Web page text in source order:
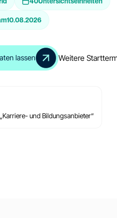
10.08.2026
lassen Weitere
und Bildungsanbieter“